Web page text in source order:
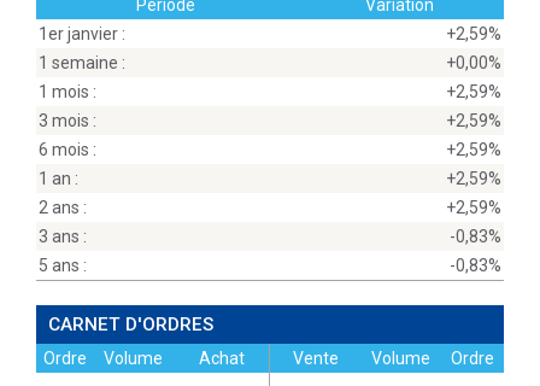
Période
Variation
1er janvier :
+2,59%
1 semaine :
+0,00%
1 mois :
+2,59%
3 mois :
+2,59%
6 mois :
+2,59%
1 an :
+2,59%
2 ans :
+2,59%
3 ans :
-0,83%
5 ans :
-0,83%
CARNET D'ORDRES
Ordre Volume Achat Vente Volume Ordre